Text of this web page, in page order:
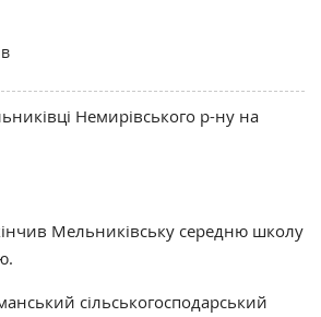
Немирівського р-ну на
Мельниківську середню школу
сільськогосподарський